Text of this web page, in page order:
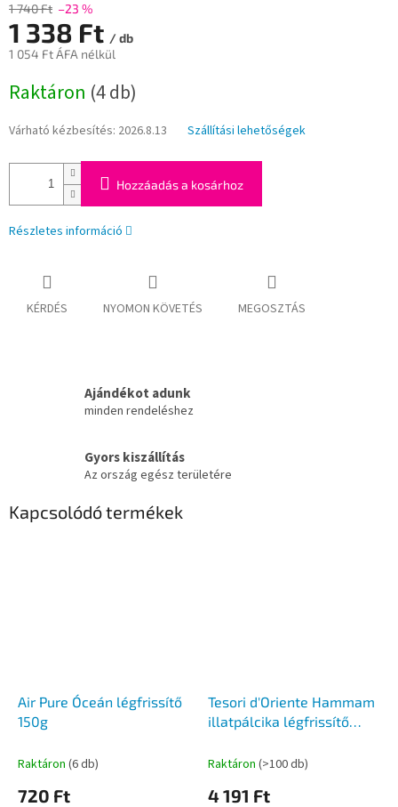
1 740 Ft –23 %
1 338 Ft / db
1 054 Ft ÁFA nélkül
Raktáron (4 db)
Várható kézbesítés: 2026.8.13 Szállítási lehetőségek
Hozzáadás a kosárhoz
Részletes információ
KÉRDÉS NYOMON KÖVETÉS MEGOSZTÁS
Ajándékot adunk
minden rendeléshez
Gyors kiszállítás
Az ország egész területére
Kapcsolódó termékek
Air Pure Óceán légfrissítő
150g
Raktáron (6 db)
720 Ft
Tesori d'Oriente Hammam
illatpálcika légfrissítő
Raktáron (>100 db)
4 191 Ft